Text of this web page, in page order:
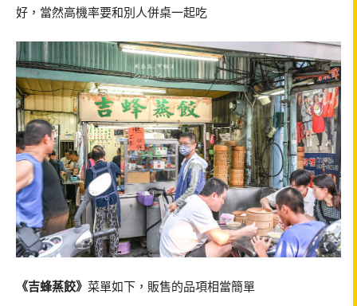
好，當然高機率要和別人併桌一起吃
《吉蜂蒸餃》 菜單如下，販售的品項相當簡單